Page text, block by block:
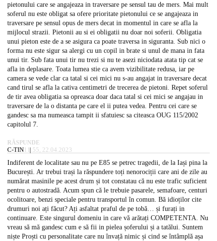
pietonului care se angajeaza in traversare pe sensul tau de mers. Mai mult
soferul nu este obligat sa ofere prioritate pietonului ce se angajeaza in
traversare pe sensul opus de mers decat in momentul in care se afla la
mijlocul strazii. Pietonii au si ei obligatii nu doar noi soferii. Obligatia
unui pieton este de a se asigura ca poate traversa in siguranta. Sub nici o
forma nu este sigur sa alergi cu un copil in brate si unul de mana in fata
unui tir. Sub fata unui tir nu trezi si nu te asezi niciodata atata tip cat se
afla in deplasare. Toata lumea stie ca avem vizibilitate redusa, iar pe
camera se vede clar ca tatal si cei mici nu s-au angajat in traversare decat
cand tirul se afla la cativa centimetri de trecerea de pietoni. Repet soferul
de tir avea obligatia sa opreasca doar daca tatal si cei mici se angajau in
traversare de la o distanta pe care el ii putea vedea. Pentru cei care se
gandesc sa ma numeasca tampit ii sfatuiesc sa citeasca OUG 115/2002
capitolul 7.
RĂSPUNDE
C-TIN11:55, 22.04.2023
Indiferent de localitate sau nu pe E85 se petrec tragedii, de la Iași pina la
București. Ar trebui trași la răspundere toți nenorociții care ani de zile au
numărat masinile pe acest drum și tot constatau că nu este trafic suficient
pentru o autostradă. Acum spun că le trebuie pasarele, semafoare, centuri
ocolitoare, benzi speciale pentru transportul în comun. Bă idioților cite
drumuri noi ați făcut? Ați asfaltat praful de pe tobă… și furați in
continuare. Este singurul domeniu in care vă arătați COMPETENTA. Nu
vreau să mă gandesc cum e să fii in pielea șoferului și a tatălui. Suntem
niște Proști cu personalitate care nu învață nimic și cind se întâmplă așa